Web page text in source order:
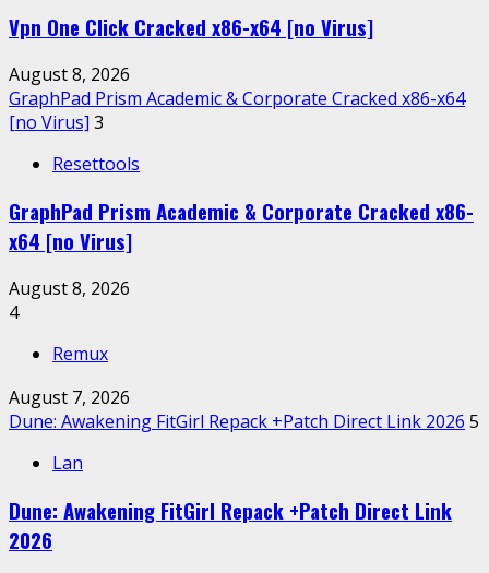
Vpn One Click Cracked x86-x64 [no Virus]
August 8, 2026
GraphPad Prism Academic & Corporate Cracked x86-x64
[no Virus] 3
Resettools
GraphPad Prism Academic & Corporate Cracked x86-
x64 [no Virus]
August 8, 2026
4
Remux
August 7, 2026
Dune: Awakening FitGirl Repack +Patch Direct Link 2026 5
Lan
Dune: Awakening FitGirl Repack +Patch Direct Link
2026